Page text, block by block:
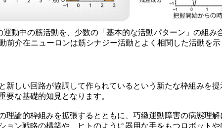
動中の筋活動を、少数の「基本的な活動パターン」の組み
前介在ニューロンは筋シナジー活動とよく相関した活動を
しい回路が協調して作られているという新たな枠組みを
要な基礎的知見となります。
論的枠組みを拡張するとともに、巧緻運動障害の病態理
ン戦略の構築や、ヒトのように器用な手をもつロボット